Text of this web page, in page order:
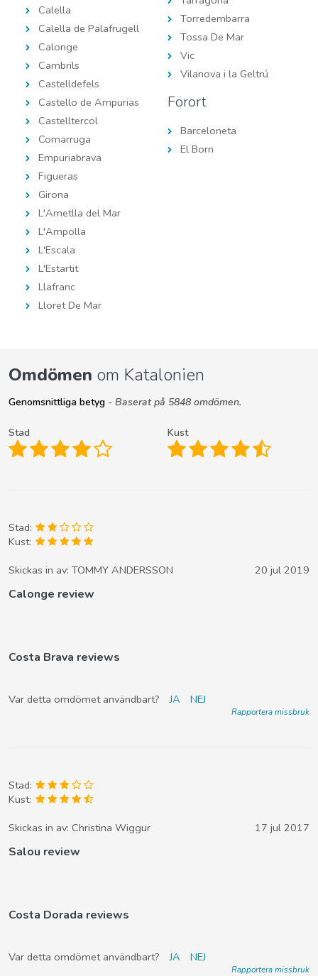
Calella
Calella de Palafrugell
Calonge
Cambrils
Castelldefels
Castello de Ampurias
Castelltercol
Comarruga
Empuriabrava
Figueras
Girona
L'Ametlla del Mar
L'Ampolla
L'Escala
L'Estartit
Llafranc
Lloret De Mar
Torredembarra
Tossa De Mar
Vic
Vilanova i la Geltrú
Förort
Barceloneta
El Born
Omdömen om Katalonien
Genomsnittliga betyg - Baserat på 5848 omdömen.
Stad Kust
Stad:
Kust:
Skickas in av: TOMMY ANDERSSON 20 jul 2019
Calonge review
Costa Brava reviews
Var detta omdömet användbart? JA NEJ
Rapportera missbruk
Stad:
Kust:
Skickas in av: Christina Wiggur 17 jul 2017
Salou review
Costa Dorada reviews
Var detta omdömet användbart? JA NEJ
Rapportera missbruk